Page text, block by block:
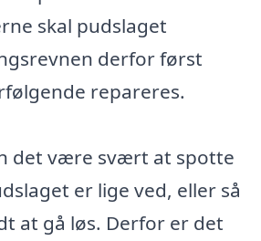
skal pudslaget
derfor først
repareres.
det være svært at spotte
er lige ved, eller så
at gå løs. Derfor er det